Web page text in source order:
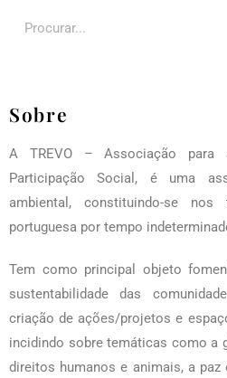
Sobre
A TREVO – Associação para
Participação Social, é uma
ambiental, constituindo-se
portuguesa por tempo
Tem como principal objeto
sustentabilidade das
criação de ações/projetos e
incidindo sobre temáticas como a
direitos humanos e animais, a